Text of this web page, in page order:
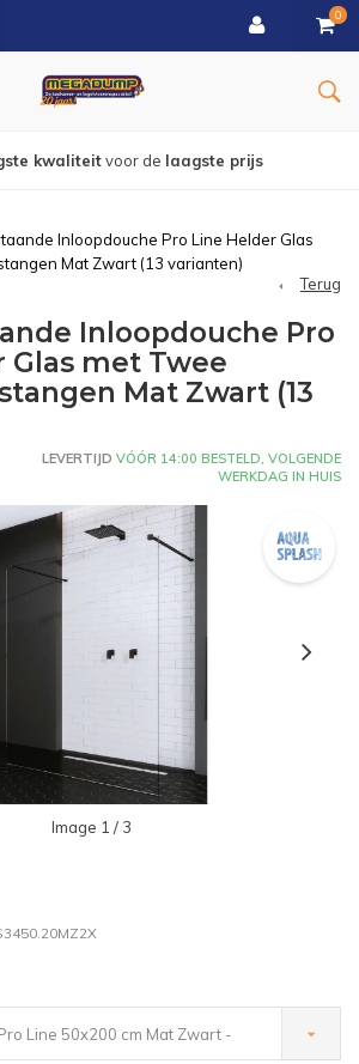
0
Gratisbezorgd vanaf € 150
Inloopdouche Pro Line Helder Glas
Mat Zwart (13 varianten)
Terug
Inloopdouche Pro
Glas met Twee
Mat Zwart (13
LEVERTIJD VÓÓR 14:00 BESTELD, VOLGENDE
WERKDAG IN HUIS
Image 1 / 3
Line 50x200 cm Mat Zwart -